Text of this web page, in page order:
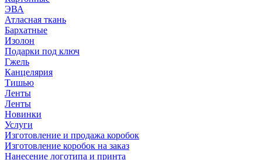
ЭВА
Атласная ткань
Бархатные
Изолон
Подарки под ключ
Гжель
Канцелярия
Тишью
Ленты
Ленты
Новинки
Услуги
Изготовление и продажа коробок
Изготовление коробок на заказ
Нанесение логотипа и принта